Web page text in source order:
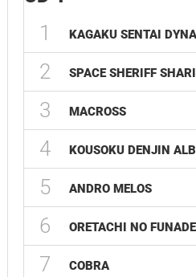
1 KAGAKU SENTAI
2 SPACE SHERIFF
3 MACROSS
4 KOUSOKU DENJIN
5 ANDRO MELOS
6 ORETACHI NO FUNADE
7 COBRA